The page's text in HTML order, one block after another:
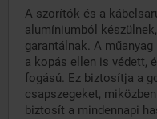
A szorítók és a
alumíniumból
garantálnak. A
a kopás ellen is védett,
fogású. Ez biztosítja a
csapszegeket,
biztosít a mindennapi